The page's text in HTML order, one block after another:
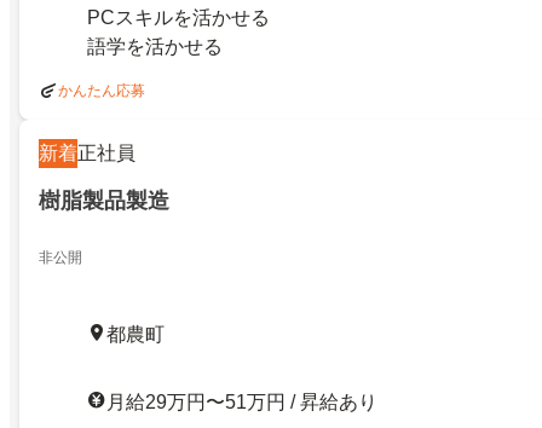
PCスキルを活かせる
語学を活かせる
かんたん応募
新着正社員
樹脂製品製造
非公開
都農町
月給29万円〜51万円 / 昇給あり